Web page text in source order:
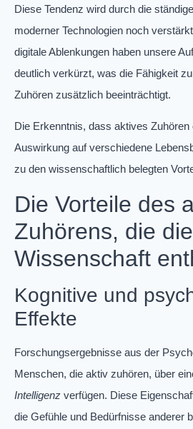
Diese Tendenz wird durch die
moderner Technologien noch
digitale Ablenkungen haben unsere
deutlich verkürzt, was die Fähigkeit
Zuhören zusätzlich beeinträchtigt.
Die Erkenntnis, dass aktives
Auswirkung auf verschiedene
zu den wissenschaftlich belegten
Die Vorteile des
Zuhörens, die die
Wissenschaft
Kognitive und
Effekte
Forschungsergebnisse aus der
Menschen, die aktiv zuhören, über
Intelligenz verfügen. Diese
die Gefühle und Bedürfnisse anderer